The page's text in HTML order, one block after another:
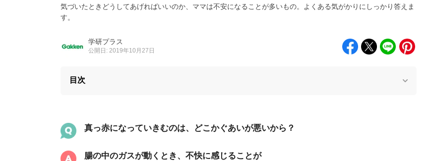
気づいたときどうしてあげればいいのか、ママは不安になることが多いもの。よくある気がかりにしっかり答えま
す。
学研プラス
公開日: 2019年10月27日
目次
真っ赤になっていきむのは、どこかぐあいが悪いから？
腸の中のガスが動くとき、不快に感じることが